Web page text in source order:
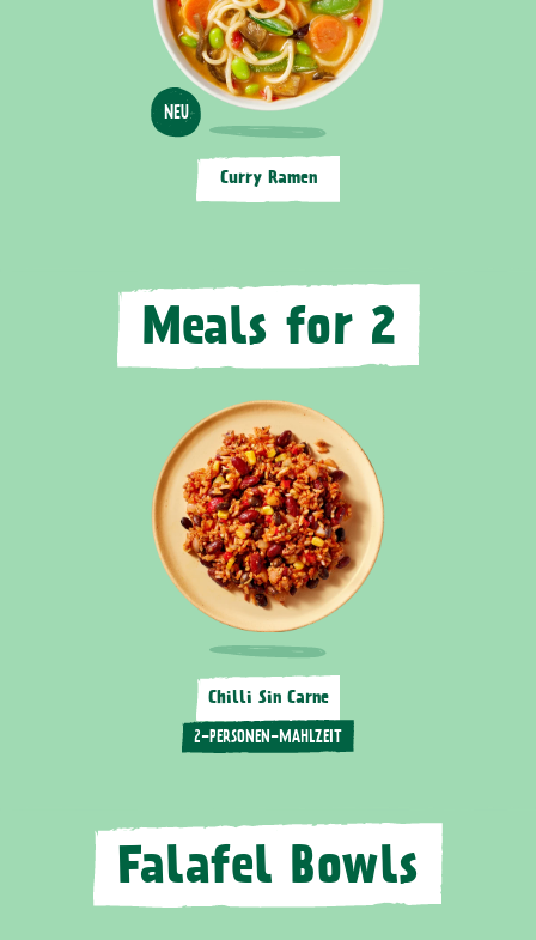
Curry Ramen
NEU
Meals for 2
Chilli Sin Carne
2-PERSONEN-MAHLZEIT
Falafel Bowls